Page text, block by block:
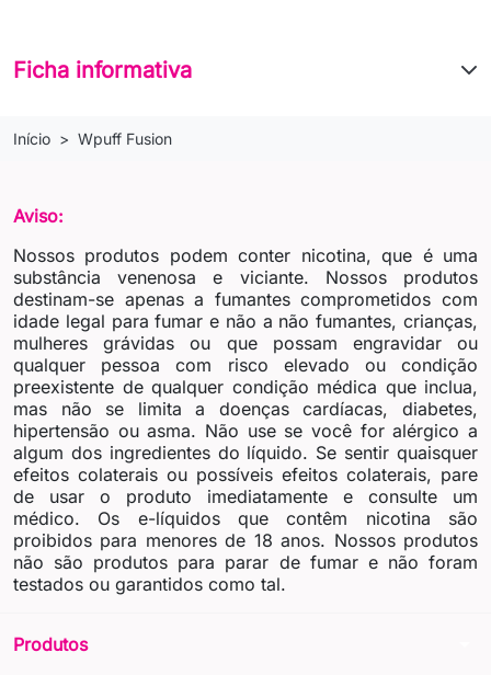
Ficha informativa
Início Wpuff Fusion
Aviso:
Nossos produtos podem conter nicotina, que é uma
substância venenosa e viciante. Nossos produtos
destinam-se apenas a fumantes comprometidos com
idade legal para fumar e não a não fumantes, crianças,
mulheres grávidas ou que possam engravidar ou
qualquer pessoa com risco elevado ou condição
preexistente de qualquer condição médica que inclua,
mas não se limita a doenças cardíacas, diabetes,
hipertensão ou asma. Não use se você for alérgico a
algum dos ingredientes do líquido. Se sentir quaisquer
efeitos colaterais ou possíveis efeitos colaterais, pare
de usar o produto imediatamente e consulte um
médico. Os e-líquidos que contêm nicotina são
proibidos para menores de 18 anos. Nossos produtos
não são produtos para parar de fumar e não foram
testados ou garantidos como tal.
Produtos